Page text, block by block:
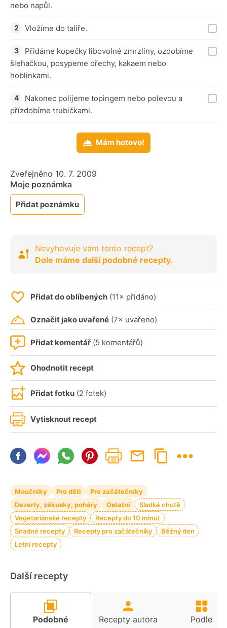
nebo napůl.
Vložíme do talíře.
Přidáme kopečky libovolné zmrzliny, ozdobíme
šlehačkou, posypeme ořechy, kakaem nebo
hoblinkami.
Nakonec polijeme topingem nebo polevou a
přízdobíme trubičkami.
Mám hotovo!
Zveřejněno 10. 7. 2009
Moje poznámka
Přidat poznámku
Nevyhovuje vám tento recept?
Dole máme další podobné recepty.
Přidat do oblíbených (11× přidáno)
Označit jako uvařené (7× uvařeno)
Přidat komentář (5 komentářů)
Ohodnotit recept
Přidat fotku (2 fotek)
Vytisknout recept
Moučníky Pro děti
Pro začátečníky
Dezerty, zákusky, poháry
Ostatní
Sladké chutě
Vegetariánské recepty
Recepty do 10 minut
Snadné recepty
Recepty pro začátečníky
Běžný den
Letní recepty
Další recepty
Podobné
Recepty autora
Podle